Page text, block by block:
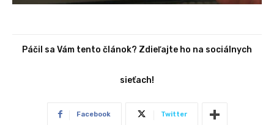
Páčil sa Vám tento článok? Zdieľajte ho na sociálnych
sieťach!
Facebook Twitter